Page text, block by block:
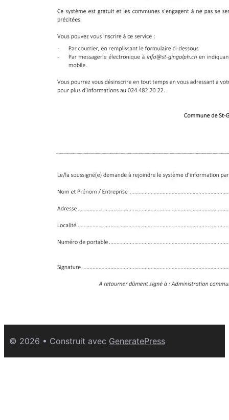
© 2026 • Construit avec GeneratePress